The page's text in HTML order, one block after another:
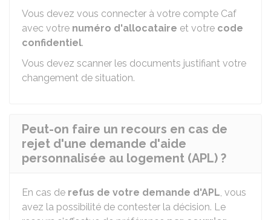
Vous devez vous connecter à votre compte Caf
avec votre numéro d'allocataire et votre code
confidentiel.
Vous devez scanner les documents justifiant votre
changement de situation.
Peut-on faire un recours en cas de
rejet d'une demande d'aide
personnalisée au logement (APL) ?
En cas de refus de votre demande d'APL, vous
avez la possibilité de contester la décision. Le